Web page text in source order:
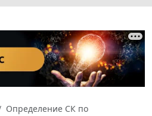
Определение СК по